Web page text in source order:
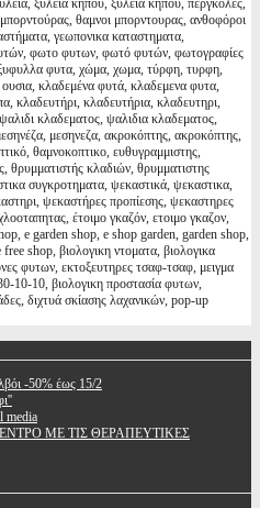
ξυλεία κήπου, ξυλεια κηπου, πέργκολες,
θαμνοι μπορντουρας, ανθοφόροι
γεωπονικα καταστηματα,
φωτο φυτων, φωτό φυτών, φωτογραφίες
φυτα, χώμα, χωμα, τύρφη, τυρφη,
κλαδεμένα φυτά, κλαδεμενα φυτα,
κλαδευτήρι, κλαδευτήρια, κλαδευτηρι,
κλαδεματος, ψαλιδια κλαδεματος,
μεσηνεζα, ακροκόπτης, ακροκόπτης,
θαμνοκοπτικο, ευθυγραμμιστης,
θρυμματιστής κλαδιών, θρυμματιστης
συγκροτηματα, ψεκαστικά, ψεκαστικα,
ψεκαστήρες προπίεσης, ψεκαστηρες
έτοιμο γκαζόν, ετοιμο γκαζον,
e garden shop, e shop garden, garden shop,
shop, βιολογικη ντοματα, βιολογικα
φυτων, εκτοξευτηρες τσαφ-τσαφ, μειγμα
10-10, βιολογικη προστασία φυτων,
διχτυά σκίασης λαχανικών, pop-up
-50% έως 15/2
media
ΜΕ ΤΙΣ ΘΕΡΑΠΕΥΤΙΚΕΣ